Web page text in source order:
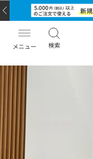
メニュー 検索